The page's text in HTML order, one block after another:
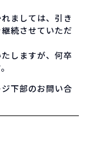
ましては、引き
続させていただ
しますが、何卒
下部のお問い合